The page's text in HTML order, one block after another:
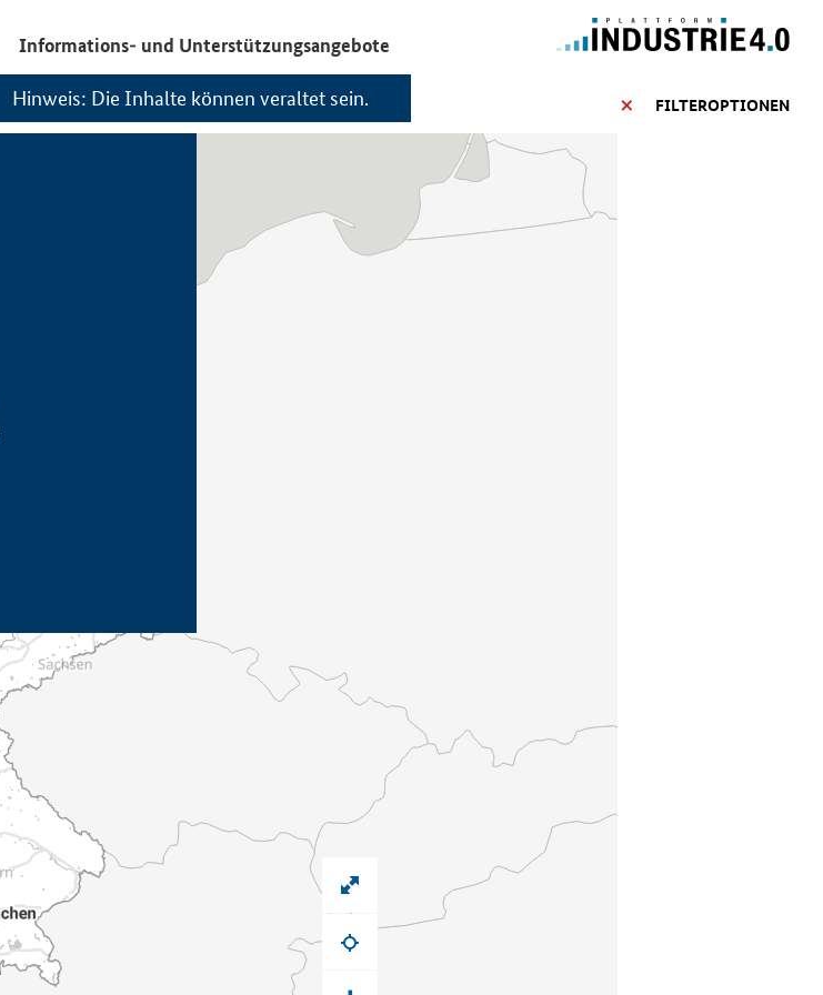
Informations- und Unterstützungsangebote
Hinweis: Die Inhalte können veraltet sein. FILTEROPTIONEN